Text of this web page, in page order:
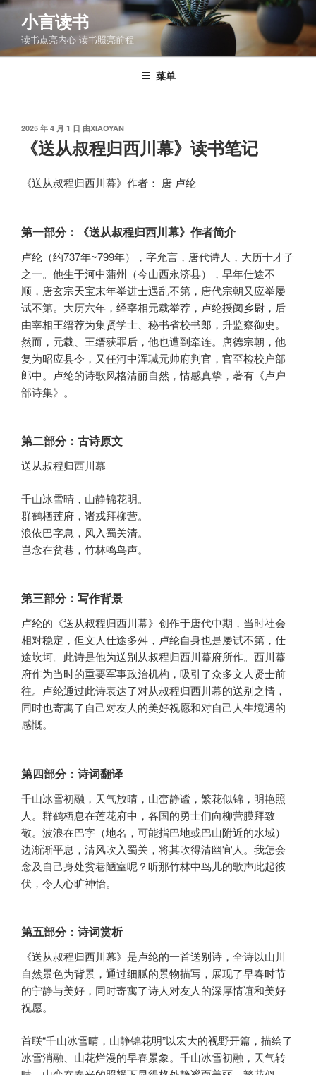
跳
容
小言读书
读书点亮内心 读书照亮前程
菜单
发
2025 年 4 月 1 日 由XIAOYAN
《送从叔程归西川幕》读书笔记
《送从叔程归西川幕》作者： 唐 卢纶
第一部分：《送从叔程归西川幕》作者简介
卢纶（约737年~799年），字允言，唐代诗人，大历十才子
之一。他生于河中蒲州（今山西永济县），早年仕途不
顺，唐玄宗天宝末年举进士遇乱不第，唐代宗朝又应举屡
试不第。大历六年，经宰相元载举荐，卢纶授阌乡尉，后
由宰相王缙荐为集贤学士、秘书省校书郎，升监察御史。
然而，元载、王缙获罪后，他也遭到牵连。唐德宗朝，他
复为昭应县令，又任河中浑瑊元帅府判官，官至检校户部
郎中。卢纶的诗歌风格清丽自然，情感真挚，著有《卢户
部诗集》。
第二部分：古诗原文
送从叔程归西川幕
千山冰雪晴，山静锦花明。
群鹤栖莲府，诸戎拜柳营。
浪依巴字息，风入蜀关清。
岂念在贫巷，竹林鸣鸟声。
第三部分：写作背景
卢纶的《送从叔程归西川幕》创作于唐代中期，当时社会
相对稳定，但文人仕途多舛，卢纶自身也是屡试不第，仕
途坎坷。此诗是他为送别从叔程归西川幕府所作。西川幕
府作为当时的重要军事政治机构，吸引了众多文人贤士前
往。卢纶通过此诗表达了对从叔程归西川幕的送别之情，
同时也寄寓了自己对友人的美好祝愿和对自己人生境遇的
感慨。
第四部分：诗词翻译
千山冰雪初融，天气放晴，山峦静谧，繁花似锦，明艳照
人。群鹤栖息在莲花府中，各国的勇士们向柳营膜拜致
敬。波浪在巴字（地名，可能指巴地或巴山附近的水域）
边渐渐平息，清风吹入蜀关，将其吹得清幽宜人。我怎会
念及自己身处贫巷陋室呢？听那竹林中鸟儿的歌声此起彼
伏，令人心旷神怡。
第五部分：诗词赏析
《送从叔程归西川幕》是卢纶的一首送别诗，全诗以山川
自然景色为背景，通过细腻的景物描写，展现了早春时节
的宁静与美好，同时寄寓了诗人对友人的深厚情谊和美好
祝愿。
首联“千山冰雪晴，山静锦花明”以宏大的视野开篇，描绘了
冰雪消融、山花烂漫的早春景象。千山冰雪初融，天气转